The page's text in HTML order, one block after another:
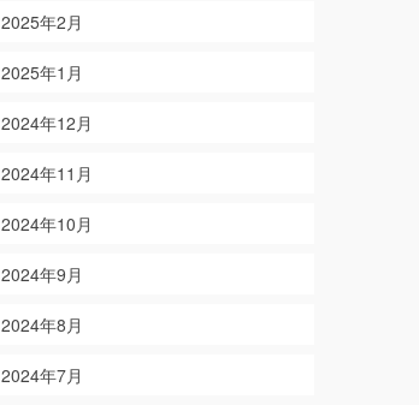
2025年2月
2025年1月
2024年12月
2024年11月
2024年10月
2024年9月
2024年8月
2024年7月